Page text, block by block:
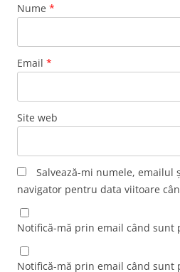
Nume *
Email *
Site web
Salvează-mi numele, emailul
navigator pentru data viitoare
Notifică-mă prin email când sunt
Notifică-mă prin email când sunt